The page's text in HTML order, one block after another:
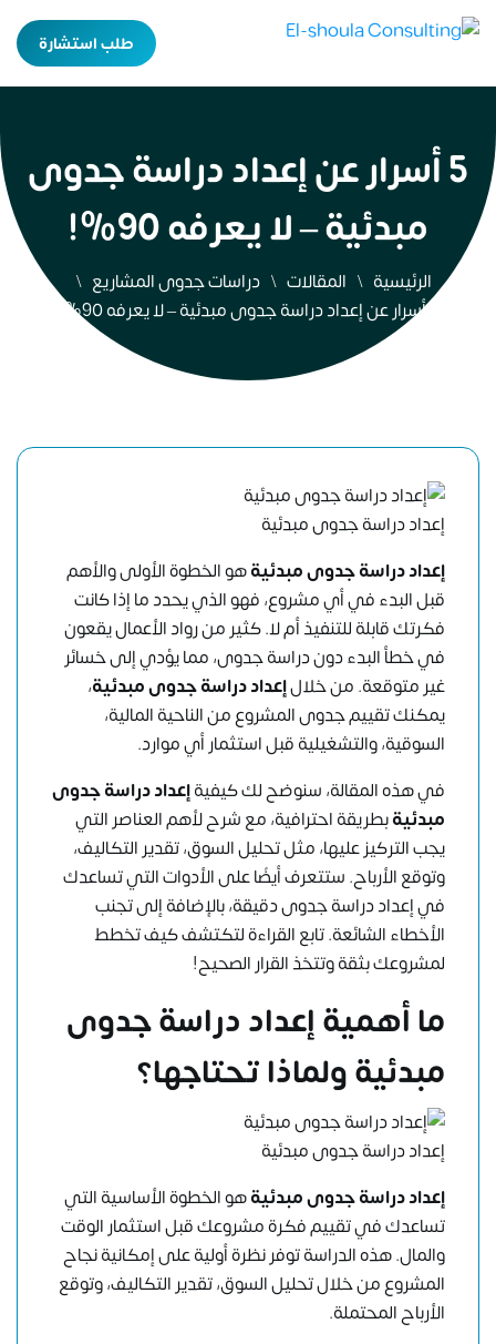
طلب استشارة
5 أسرار عن إعداد دراسة جدوى
مبدئية – لا يعرفه 90%!
الرئيسية المقالات
دراسات جدوى المشاريع
5 أسرار عن إعداد دراسة جدوى مبدئية – لا يعرفه 90%!
إعداد دراسة جدوى مبدئية
إعداد دراسة جدوى مبدئيةهو الخطوة الأولى والأهم
قبل البدء في أي مشروع، فهو الذي يحدد ما إذا كانت
فكرتك قابلة للتنفيذ أم لا. كثير من رواد الأعمال يقعون
في خطأ البدء دون دراسة جدوى، مما يؤدي إلى خسائر
غير متوقعة. من خلالإعداد دراسة جدوى مبدئية،
يمكنك تقييم جدوى المشروع من الناحية المالية،
السوقية، والتشغيلية قبل استثمار أي موارد.
في هذه المقالة، سنوضح لك كيفيةإعداد دراسة جدوى
مبدئيةبطريقة احترافية، مع شرح لأهم العناصر التي
يجب التركيز عليها، مثل تحليل السوق، تقدير التكاليف،
وتوقع الأرباح. ستتعرف أيضًا على الأدوات التيتساعدك
في إعداد دراسة جدوىدقيقة، بالإضافة إلى تجنب
الأخطاء الشائعة. تابع القراءة لتكتشف كيف تخطط
لمشروعك بثقة وتتخذ القرار الصحيح!
ما أهمية إعداد دراسة جدوى
مبدئية ولماذا تحتاجها؟
إعداد دراسة جدوى مبدئية
إعداد دراسة جدوى مبدئيةهو الخطوة الأساسية التي
تساعدك في تقييم فكرة مشروعك قبل استثمار الوقت
والمال. هذه الدراسة توفر نظرة أولية على إمكانية نجاح
المشروع من خلال تحليل السوق، تقدير التكاليف، وتوقع
الأرباح المحتملة.